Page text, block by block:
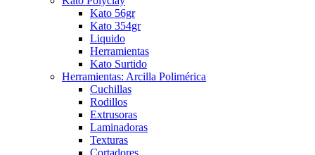
Kato 56gr
Kato 354gr
Liquido
Herramientas
Kato Surtido
Herramientas: Arcilla Polimérica
Cuchillas
Rodillos
Extrusoras
Laminadoras
Texturas
Cortadores